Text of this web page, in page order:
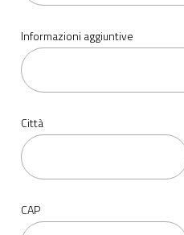
Informazioni aggiuntive
Città
CAP